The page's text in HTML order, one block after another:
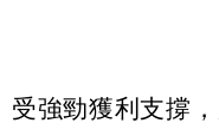
受強勁獲利支撐